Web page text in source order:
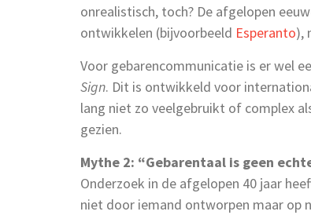
onrealistisch, toch? De afgelopen
ontwikkelen (bijvoorbeeld Esperanto),
Voor gebarencommunicatie is er wel
Sign. Dit is ontwikkeld voor
lang niet zo veelgebruikt of complex
gezien.
Mythe 2: “Gebarentaal is geen
Onderzoek in de afgelopen 40 jaar
niet door iemand ontworpen maar op